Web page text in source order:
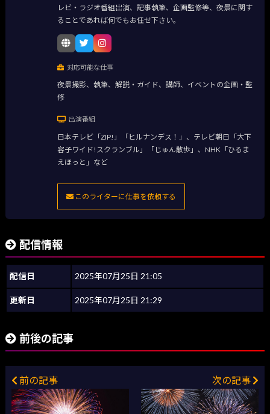
レビ・ラジオ番組出演、記事執筆、企画監修等、夜景に関す
ることであれば何でもお任せ下さい。
対応可能な仕事
夜景撮影、執筆、解説・ガイド、講師、イベントの企画・監
修
出演番組
日本テレビ「ZIP!」「ヒルナンデス！」、テレビ朝日「大下
容子ワイド!スクランブル」「じゅん散歩」、NHK「ひるま
えほっと」など
このライターに仕事を依頼する
配信情報
配信日 2025年07月25日 21:05
更新日 2025年07月25日 21:29
前後の記事
前の記事 次の記事